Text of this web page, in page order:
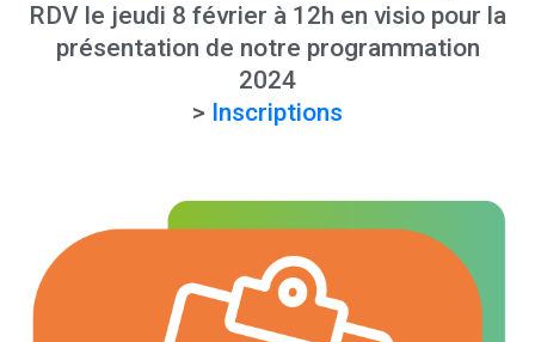
RDV le jeudi 8 février à 12h en visio pour la
présentation de notre programmation
2024
> Inscriptions